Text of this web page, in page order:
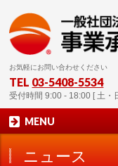
お気軽にお問い合わせください
TEL 03-5408-5534
受付時間 9:00 - 18:00 [ 土・
MENU
ニュース